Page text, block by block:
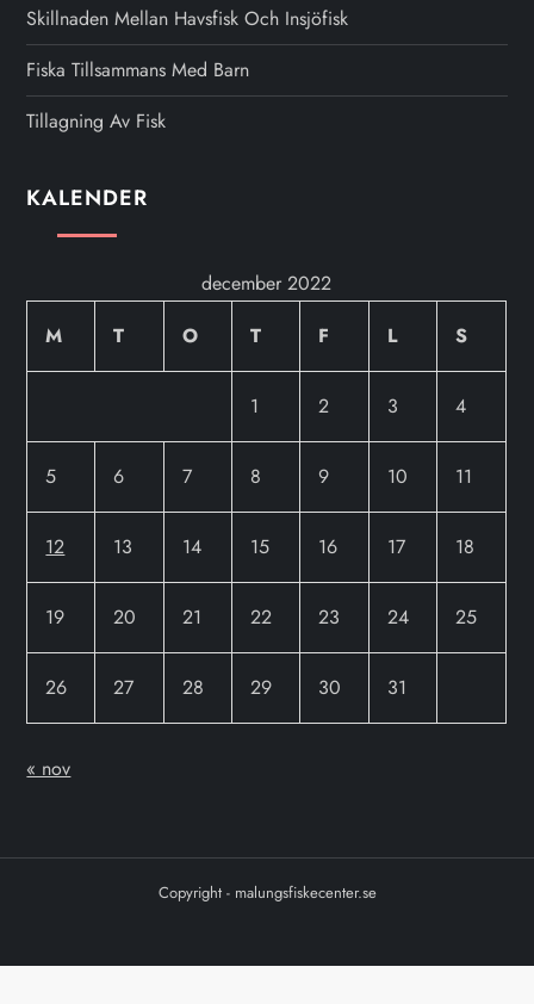
Skillnaden Mellan Havsfisk Och Insjöfisk
Fiska Tillsammans Med Barn
Tillagning Av Fisk
KALENDER
december 2022
M
T O T F L S
1 2 3 4
5 6 7 8 9 10 11
12 13 14 15 16 17 18
19 20 21 22 23 24 25
26 27 28 29 30 31
« nov